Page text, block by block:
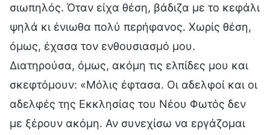
σιωπηλός. Όταν είχα θέση, βάδιζα με το κεφάλι
ψηλά κι ένιωθα πολύ περήφανος. Χωρίς θέση,
όμως, έχασα τον ενθουσιασμό μου.
Διατηρούσα, όμως, ακόμη τις ελπίδες μου και
σκεφτόμουν: «Μόλις έφτασα. Οι αδελφοί και οι
αδελφές της Εκκλησίας του Νέου Φωτός δεν
με ξέρουν ακόμη. Αν συνεχίσω να εργάζομαι